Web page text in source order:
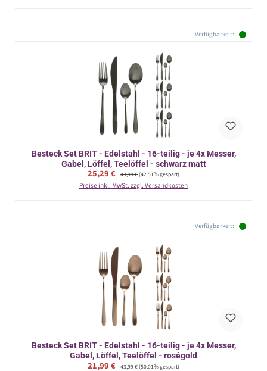
Verfügbarkeit:
Besteck Set BRIT - Edelstahl - 16-teilig - je 4x Messer,
Gabel, Löffel, Teelöffel - schwarz matt
Verkaufspreis:
25,29 € Regulärer Preis:
43,99 €(42.51% gespart)
Preise inkl. MwSt. zzgl. Versandkosten
Verfügbarkeit:
Besteck Set BRIT - Edelstahl - 16-teilig - je 4x Messer,
Gabel, Löffel, Teelöffel - roségold
Verkaufspreis:
21,99 € Regulärer Preis:
43,99 €(50.01% gespart)